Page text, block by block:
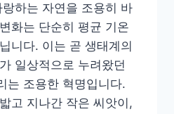
하는 자연을 조용히 바
화는 단순히 평균 기온
니다. 이는 곧 생태계의
일상적으로 누려왔던
는 조용한 혁명입니다.
고 지나간 작은 씨앗이,